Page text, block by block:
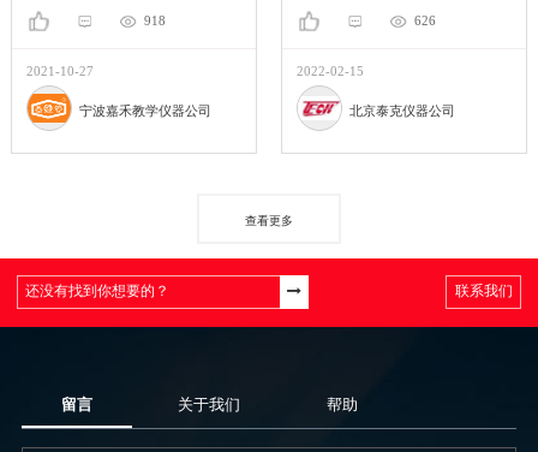
918
2021-10-27
宁波嘉禾教学仪器公司
626
2022-02-15
北京泰克仪器公司
查看更多
联系我们
留言 关于我们 帮助